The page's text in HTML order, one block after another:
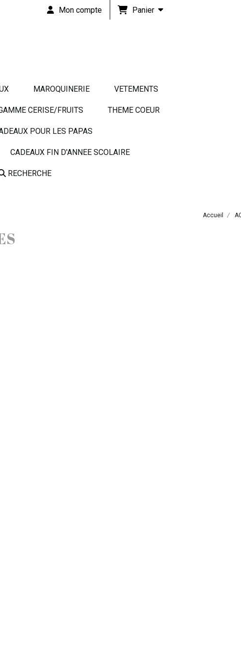
Mon compte Panier
MAROQUINERIE VETEMENTS
CERISE/FRUITS THEME COEUR
POUR LES PAPAS
CADEAUX FIN D'ANNEE SCOLAIRE
RECHERCHE
Accueil